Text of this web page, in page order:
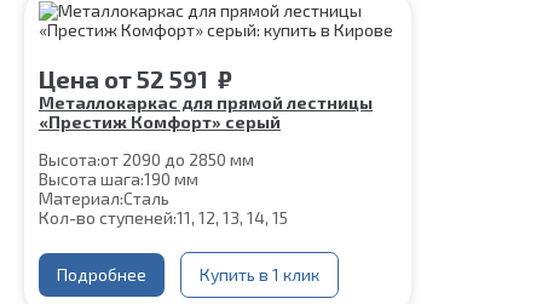
Цена от52 591 ₽
Металлокаркас для прямой лестницы
«Престиж Комфорт» серый
Высота:от 2090 до 2850 мм
Высота шага:190 мм
Материал:Сталь
Кол-во ступеней:11, 12, 13, 14, 15
Подробнее Купить в 1 клик